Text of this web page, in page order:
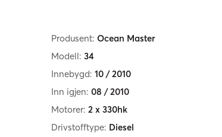
Produsent: Ocean Master
Modell: 34
Innebygd: 10 / 2010
Inn igjen: 08 / 2010
Motorer: 2 x 330hk
Drivstofftype: Diesel